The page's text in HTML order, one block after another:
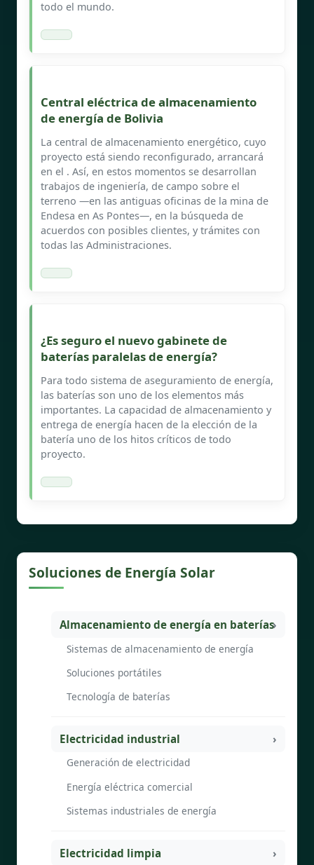
todo el mundo.
Central eléctrica de almacenamiento
de energía de Bolivia
La central de almacenamiento energético, cuyo
proyecto está siendo reconfigurado, arrancará
en el . Así, en estos momentos se desarrollan
trabajos de ingeniería, de campo sobre el
terreno —en las antiguas oficinas de la mina de
Endesa en As Pontes—, en la búsqueda de
acuerdos con posibles clientes, y trámites con
todas las Administraciones.
¿Es seguro el nuevo gabinete de
baterías paralelas de energía?
Para todo sistema de aseguramiento de energía,
las baterías son uno de los elementos más
importantes. La capacidad de almacenamiento y
entrega de energía hacen de la elección de la
batería uno de los hitos críticos de todo
proyecto.
Soluciones de Energía Solar
Almacenamiento de energía en baterías
Sistemas de almacenamiento de energía
Soluciones portátiles
Tecnología de baterías
Electricidad industrial
Generación de electricidad
Energía eléctrica comercial
Sistemas industriales de energía
Electricidad limpia